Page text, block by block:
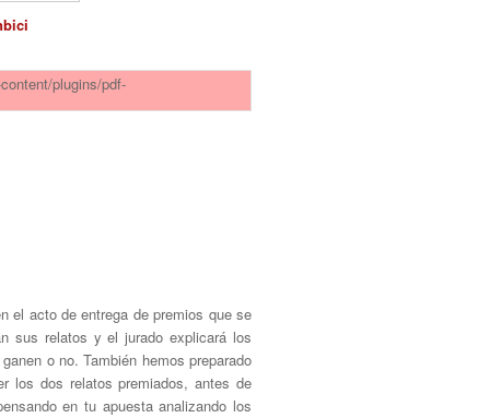
plugins/pdf-
el acto de entrega de premios que se
sus relatos y el jurado explicará los
o no. También hemos preparado
los dos relatos premiados, antes de
en tu apuesta analizando los